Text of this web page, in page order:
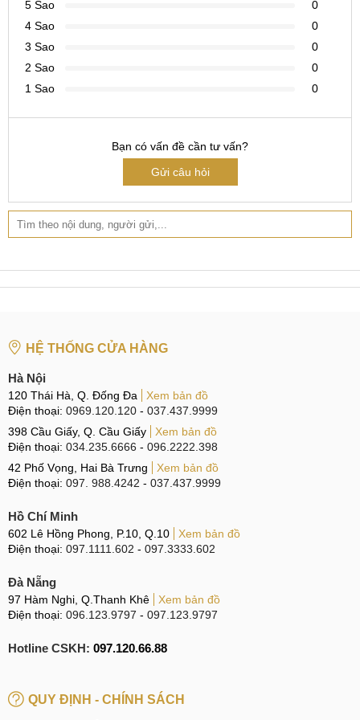
hình mới, có tính phí bằng chi phí ép kính.
Biết được những ưu điểm và ngược điểm của màn hình GX,
thoại là một lựa chọn hợp lý cho Quý khách. Nếu bạn không
có yêu cầu quá cao về màn hình và đang tìm kiếm một giải
pháp tiết kiệm chi phí thì MobileCity Care khuyến khích bạn
Bảng so sánh màn hình Zin và màn hình GX
Tiêu chí
Nguồn gốc
Sản xuất bởi hãng sản xuất linh kiện thứ
ba, không phải hàng Chính hãng
Chất lượng
hiển thị
Hiển thị tốt, đạt khoảng 90% so với màn
Giá thành,
sự phổ biến
Giá rẻ, phổ biến trên thị trường
Khả năng
tương thích
Hoàn toàn tương thích với iPhone X
hỗ trợ
5 Sao
0
4 Sao
0
3 Sao
0
2 Sao
0
1 Sao
0
Bạn có vấn đề cần tư vấn?
Gửi câu hỏi
HỆ THỐNG CỬA HÀNG
Hà Nội
120 Thái Hà, Q. Đống Đa
Xem bản đồ
Điện thoại: 0969.120.120 - 037.437.9999
398 Cầu Giấy, Q. Cầu Giấy
Xem bản đồ
Điện thoại: 034.235.6666 - 096.2222.398
42 Phố Vọng, Hai Bà Trưng
Xem bản đồ
Điện thoại: 097. 988.4242 - 037.437.9999
Hồ Chí Minh
602 Lê Hồng Phong, P.10, Q.10
Xem bản đồ
Điện thoại: 097.1111.602 - 097.3333.602
Đà Nẵng
97 Hàm Nghi, Q.Thanh Khê
Xem bản đồ
Điện thoại: 096.123.9797 - 097.123.9797
Hotline CSKH: 097.120.66.88
QUY ĐỊNH - CHÍNH SÁCH